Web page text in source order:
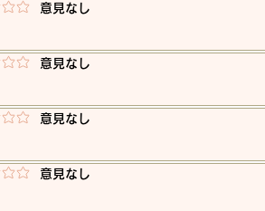
​意見なし
​意見なし
​意見なし
​意見なし